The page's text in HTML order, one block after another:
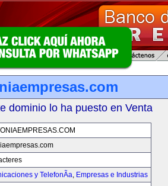
dominio lo ha puesto en Venta
y TelefonÃ­a, Empresas e Industrias